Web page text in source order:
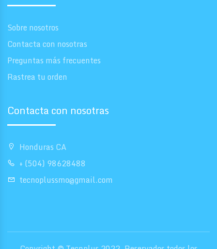
Sobre nosotros
Contacta con nosotras
Preguntas más frecuentes
Rastrea tu orden
Contacta con nosotras
Honduras CA
+ (504) 98628488
tecnoplussmo@gmail.com